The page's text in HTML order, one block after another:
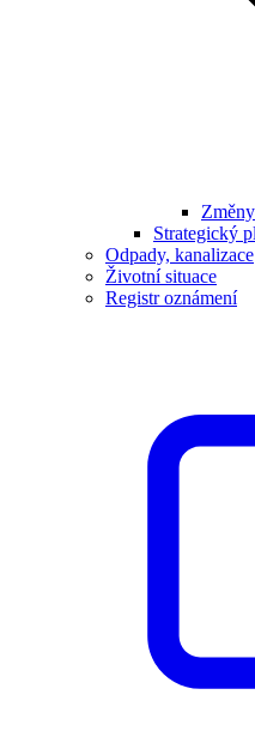
Strategický
Odpady, kanalizace
Životní situace
Registr oznámení